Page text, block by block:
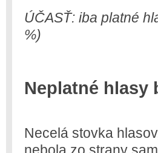
ÚČASŤ: iba platné
%)
Neplatné hlasy
Necelá stovka